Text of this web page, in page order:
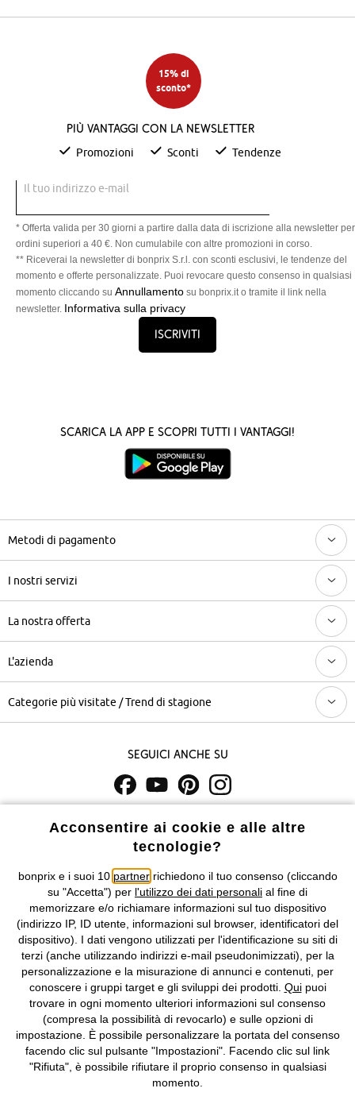
15% di
sconto*
Più vantaggi con la newsletter
Promozioni Sconti Tendenze
Il tuo indirizzo e-mail
* Offerta valida per 30 giorni a partire dalla data di iscrizione alla newsletter per
ordini superiori a 40 €. Non cumulabile con altre promozioni in corso.
** Riceverai la newsletter di bonprix S.r.l. con sconti esclusivi, le tendenze del
momento e offerte personalizzate. Puoi revocare questo consenso in qualsiasi
momento cliccando su Annullamento su bonprix.it o tramite il link nella
newsletter. Informativa sulla privacy
Iscriviti
Scarica la App e scopri tutti i vantaggi!
Metodi di pagamento
I nostri servizi
La nostra offerta
L'azienda
Categorie più visitate / Trend di stagione
Seguici anche su
costi di servizio.
Condizioni di vendita Accessibilità
Informativa privacy e cookie Gestione dei cookie
Informazioni legali Diritto di recesso
©2026 bonprix.Tutti i diritti riservati.
bonprix S.r.l. con socio unico, sede legale: via Adua 33 - 13855
Valdengo (BI) C.F. 01510910027 - P.I. 01939830020, Reg. Imprese di
Biella n. 01510910027, R.E.A. BI - 171345, N. Reg. Pile:
IT09060P00000858, N. Reg. AEE: IT08020000002105 Capitale
Sociale: euro 1.000.000 i.v, Società soggetta all'attività di direzione
e coordinamento di bonprix Beteiligungs -Verwaltungsgesellschaft
mbH.
Acconsentire ai cookie e alle altre
tecnologie?
bonprix e i suoi 10 partnerrichiedono il tuo consenso (cliccando
su "Accetta") per l'utilizzo dei dati personali al fine di
memorizzare e/o richiamare informazioni sul tuo dispositivo
(indirizzo IP, ID utente, informazioni sul browser, identificatori del
dispositivo). I dati vengono utilizzati per l'identificazione su siti di
terzi (anche utilizzando indirizzi e-mail pseudonimizzati), per la
personalizzazione e la misurazione di annunci e contenuti, per
conoscere i gruppi target e gli sviluppi dei prodotti. Quipuoi
trovare in ogni momento ulteriori informazioni sul consenso
(compresa la possibilità di revocarlo) e sulle opzioni di
impostazione. È possibile personalizzare la portata del consenso
facendo clic sul pulsante "Impostazioni". Facendo clic sul link
"Rifiuta", è possibile rifiutare il proprio consenso in qualsiasi
momento.